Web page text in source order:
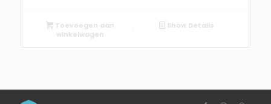
Toevoegen aan
winkelwagen
Show Details